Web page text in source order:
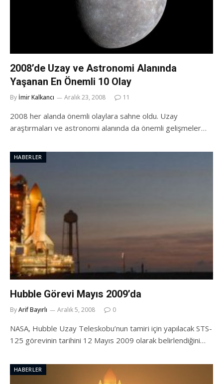
2008’de Uzay ve Astronomi Alanında
Yaşanan En Önemli 10 Olay
By İmir Kalkancı Aralık 23, 2008 11
2008 her alanda önemli olaylara sahne oldu. Uzay
araştırmaları ve astronomi alanında da önemli gelişmeler…
HABERLER
Hubble Görevi Mayıs 2009’da
ByArif Bayırlı Aralık 5, 2008 0
NASA, Hubble Uzay Teleskobu’nun tamiri için yapılacak STS-
125 görevinin tarihini 12 Mayıs 2009 olarak belirlendiğini…
HABERLER